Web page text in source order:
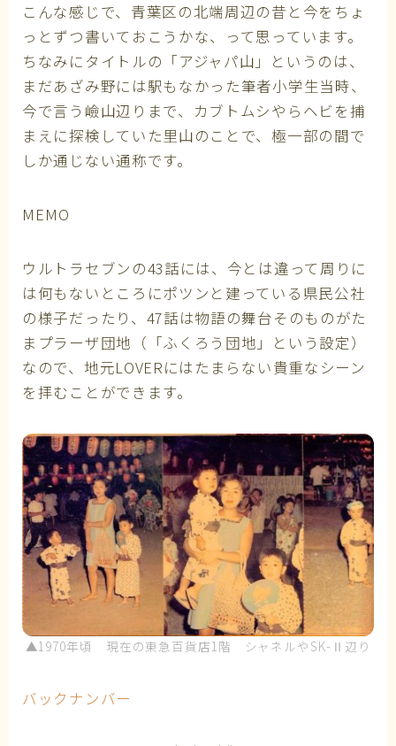
こんな感じで、青葉区の北端周辺の昔と今をちょ
っとずつ書いておこうかな、って思っています。
ちなみにタイトルの「アジャパ山」というのは、
まだあざみ野には駅もなかった筆者小学生当時、
今で言う嶮山辺りまで、カブトムシやらヘビを捕
まえに探検していた里山のことで、極一部の間で
しか通じない通称です。
MEMO
ウルトラセブンの43話には、今とは違って周りに
は何もないところにポツンと建っている県民公社
の様子だったり、47話は物語の舞台そのものがた
まプラーザ団地（「ふくろう団地」という設定）
なので、地元LOVERにはたまらない貴重なシーン
を拝むことができます。
▲1970年頃 現在の東急百貨店1階 シャネルやSK-Ⅱ辺り
バックナンバー